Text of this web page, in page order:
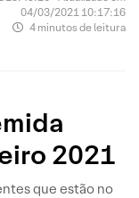
04/03/2021 10:17:16
4 minutos de leitura
2021
que estão no